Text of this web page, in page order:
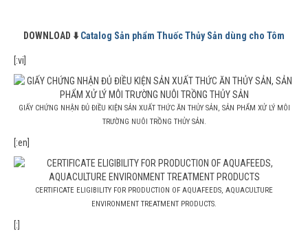
DOWNLOAD ⬇️Catalog Sản phẩm Thuốc Thủy Sản dùng cho Tôm
[:vi]
GIẤY CHỨNG NHẬN ĐỦ ĐIỀU KIỆN SẢN XUẤT THỨC ĂN THỦY SẢN, SẢN PHẨM XỬ LÝ MÔI
TRƯỜNG NUÔI TRỒNG THỦY SẢN.
[:en]
CERTIFICATE ELIGIBILITY FOR PRODUCTION OF AQUAFEEDS, AQUACULTURE
ENVIRONMENT TREATMENT PRODUCTS.
[:]